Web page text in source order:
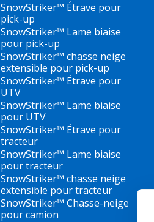
SnowStriker™ Étrave pour
pick-up
SnowStriker™ Lame biaise
pour pick-up
SnowStriker™ chasse neige
extensible pour pick-up
SnowStriker™ Étrave pour
UTV
SnowStriker™ Lame biaise
pour UTV
SnowStriker™ Étrave pour
tracteur
SnowStriker™ Lame biaise
pour tracteur
SnowStriker™ chasse neige
extensible pour tracteur
SnowStriker™ Chasse-neige
pour camion